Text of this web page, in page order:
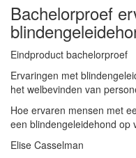
Organisaties
Spring
Social
media
Bachelorproef
Eindproduct bachelorproef
Ervaringen met
het welbevinden van
Hoe ervaren mensen met
een blindengeleidehond op
Elise Casselman